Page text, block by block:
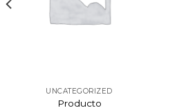
UNCATEGORIZED
Producto